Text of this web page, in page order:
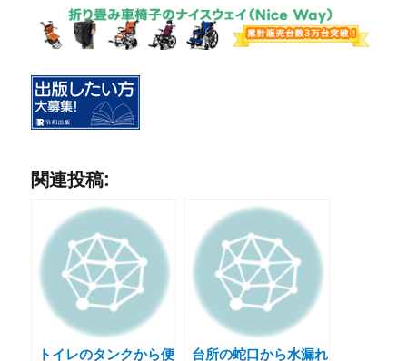
関連投稿:
トイレのタンクから便
台所の蛇口から水漏れ